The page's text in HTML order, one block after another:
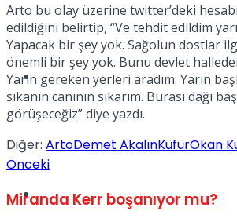
Müzik
Sinema
View All Result
Arto bu olay üzerine twitter’deki
edildiğini belirtip, “Ve tehdit edildim
Yapacak bir şey yok. Sağolun dostlar
önemli bir şey yok. Bunu devlet
Yarın gereken yerleri aradım. Yarın
sıkanın canının sıkarım. Burası dağı
görüşeceğiz” diye yazdı.
Diğer: ArtoDemet AkalınKüfürOkan
Önceki
Miranda Kerr boşanıyor mu?